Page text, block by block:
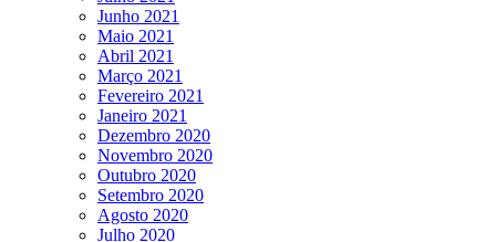
Junho 2021
Maio 2021
Abril 2021
Março 2021
Fevereiro 2021
Janeiro 2021
Dezembro 2020
Novembro 2020
Outubro 2020
Setembro 2020
Agosto 2020
Julho 2020